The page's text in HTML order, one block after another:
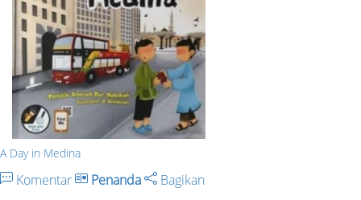
A Day in Medina
Komentar Penanda Bagikan